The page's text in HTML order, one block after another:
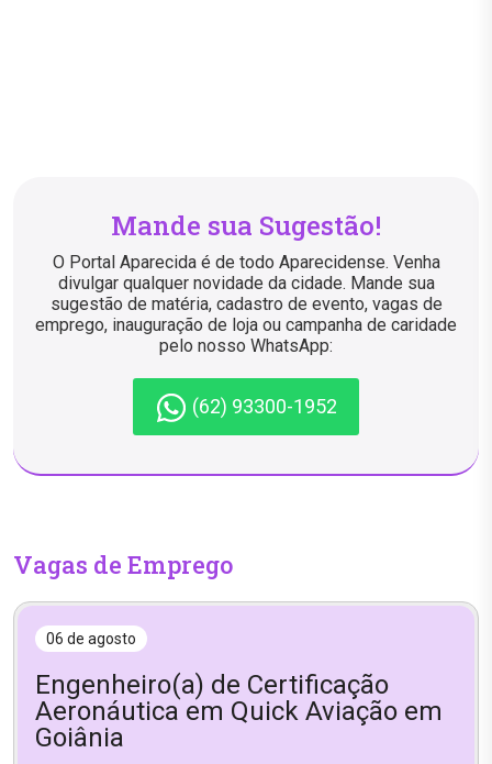
Mande sua Sugestão!
O Portal Aparecida é de todo Aparecidense. Venha
divulgar qualquer novidade da cidade. Mande sua
sugestão de matéria, cadastro de evento, vagas de
emprego, inauguração de loja ou campanha de caridade
pelo nosso WhatsApp:
(62) 93300-1952
Vagas de Emprego
06 de agosto
Engenheiro(a) de Certificação
Aeronáutica em Quick Aviação em
Goiânia